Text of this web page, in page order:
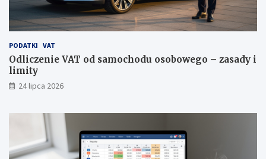
PODATKI VAT
Odliczenie VAT od samochodu osobowego – zasady i
limity
24 lipca 2026